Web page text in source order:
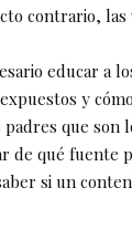
contrario,
educar a
y
que son
de qué fuente
si un